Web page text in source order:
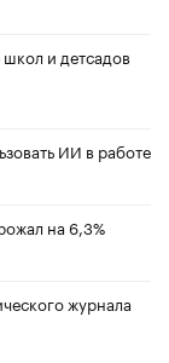
и детсадов
ИИ в работе
на 6,3%
журнала